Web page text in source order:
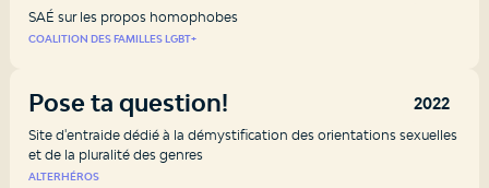
SAÉ sur les propos homophobes
COALITION DES FAMILLES LGBT+
2022
Pose ta question!
Site d'entraide dédié à la démystification des orientations sexuelles
et de la pluralité des genres
ALTERHÉROS